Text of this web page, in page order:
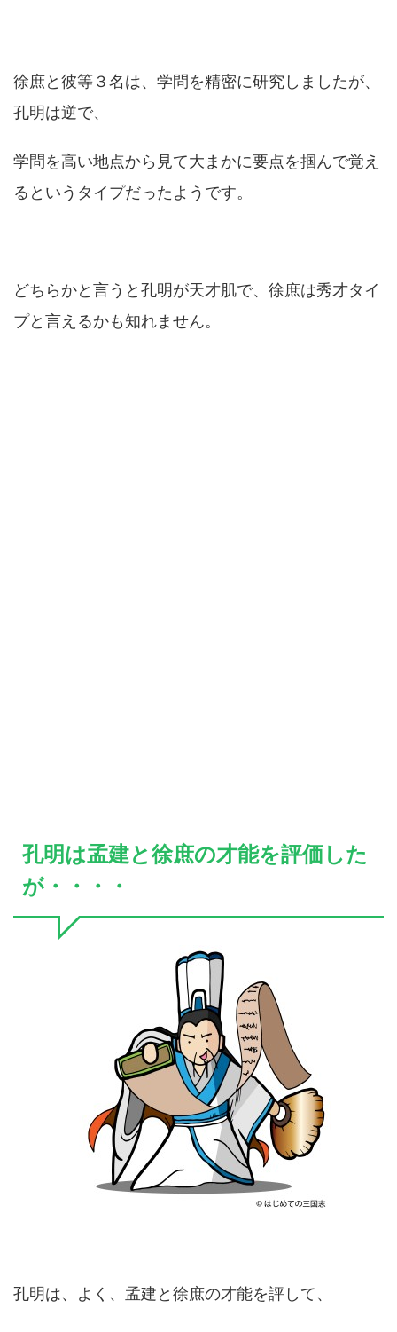
徐庶と彼等３名は、学問を精密に研究しましたが、
孔明は逆で、
学問を高い地点から見て大まかに要点を掴んで覚え
るというタイプだったようです。
どちらかと言うと孔明が天才肌で、徐庶は秀才タイ
プと言えるかも知れません。
孔明は孟建と徐庶の才能を評価した
が・・・・
孔明は、よく、孟建と徐庶の才能を評して、